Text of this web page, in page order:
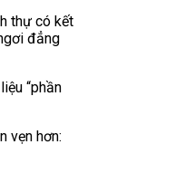
thự có kết
đẳng
“phần
vẹn hơn: